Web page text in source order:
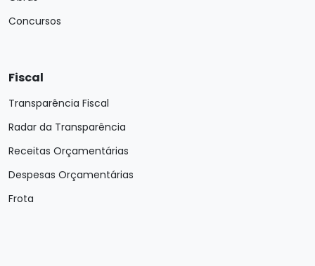
Concursos
Fiscal
Transparência Fiscal
Radar da Transparência
Receitas Orçamentárias
Despesas Orçamentárias
Frota